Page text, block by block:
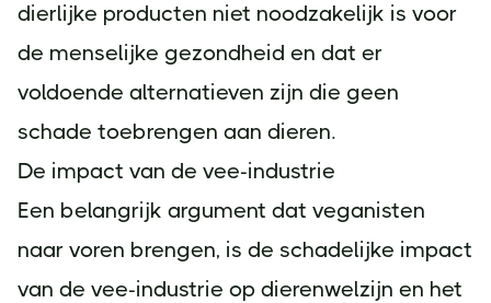
dierlijke producten niet noodzakelijk is voor
de menselijke gezondheid en dat er
voldoende alternatieven zijn die geen
schade toebrengen aan dieren.
De impact van de vee-industrie
Een belangrijk argument dat veganisten
naar voren brengen, is de schadelijke impact
van de vee-industrie op dierenwelzijn en het